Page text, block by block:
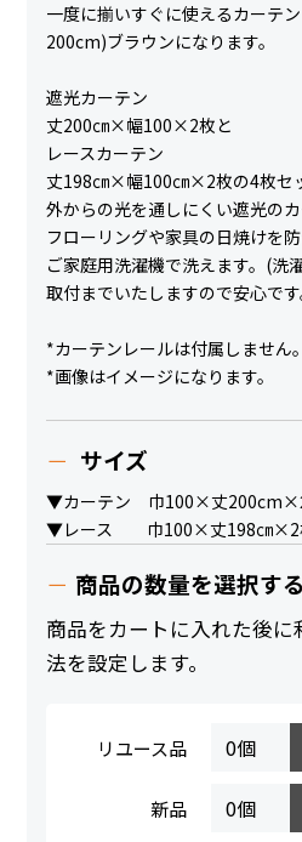
一度に揃いすぐに使えるカーテ
200cm)ブラウンになります。
遮光カーテン
丈200㎝×幅100×2枚と
レースカーテン
丈198㎝×幅100㎝×2枚の4枚セ
外からの光を通しにくい遮光のカ
フローリングや家具の日焼けを防
ご家庭用洗濯機で洗えます。(洗
取付までいたしますので安心です
*カーテンレールは付属しません。
*画像はイメージになります。
サイズ
▼カーテン 巾100×丈
▼レース 巾100×丈198㎝×2
商品の数量を選択する
商品をカートに入れた後
法を設定します。
リユース品
新品